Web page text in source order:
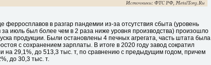
ферросплавов в разгар пандемии из-за отсутствия сбыта (уровень
за июль был более чем в 2 раза ниже уровня производства) произошло
продукции. Были остановлены 4 печных агрегата, часть штата была
с сохранением зарплаты. В итоге в 2020 году завод сократил
на 29,1%, до 513,3 тыс. т, по сравнению с предыдущим годом, причем
до 30,3 тыс. т.